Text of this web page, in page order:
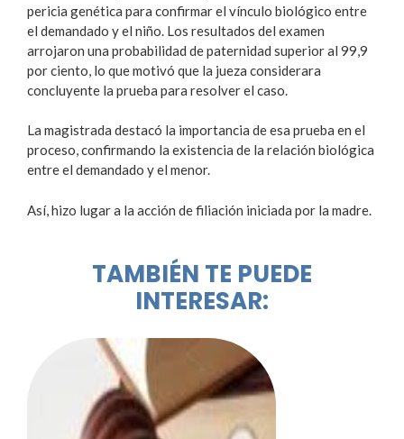
pericia genética para confirmar el vínculo biológico entre
el demandado y el niño. Los resultados del examen
arrojaron una probabilidad de paternidad superior al 99,9
por ciento, lo que motivó que la jueza considerara
concluyente la prueba para resolver el caso.
La magistrada destacó la importancia de esa prueba en el
proceso, confirmando la existencia de la relación biológica
entre el demandado y el menor.
Así, hizo lugar a la acción de filiación iniciada por la madre.
TAMBIÉN TE PUEDE
INTERESAR: